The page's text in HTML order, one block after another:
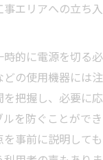
エリアへの立ち
時的に電源を切る
の使用機器には
把握し、必要に
を防ぐことがで
事前に説明して